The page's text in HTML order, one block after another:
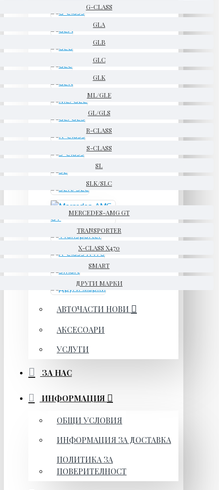
G-CLASS
GLA
GLB
GLC
GLK
ML/GLE
GL/GLS
R-CLASS
S-CLASS
SL
SLK/SLC
MERCEDES-AMG GT
TRANSPORTER
X-CLASS X470
SMART
ДРУГИ МАРКИ
АВТОЧАСТИ НОВИ
АКСЕСОАРИ
УСЛУГИ
ЗА НАС
ИНФОРМАЦИЯ
ОБЩИ УСЛОВИЯ
ИНФОРМАЦИЯ ЗА ДОСТАВКА
ПОЛИТИКА ЗА
ПОВЕРИТЕЛНОСТ